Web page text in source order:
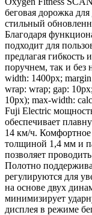
беговая дорожка
стильный
Благодаря
подходит для
предлагая гибкость
поручнем, так и без
width: 1400px;
wrap: wrap; gap:
10px); max-width:
Fuji Electric
обеспечивает
14 км/ч. Комфортное
толщиной 1,4 мм и
позволяет
Полотно
регулируются для
на основе двух
минимизирует
дисплея в режиме